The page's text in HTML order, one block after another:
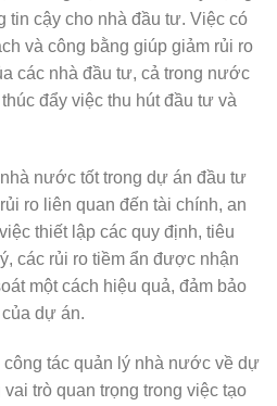
tin cậy cho nhà đầu tư. Việc có
và công bằng giúp giảm rủi ro
các nhà đầu tư, cả trong nước
đẩy việc thu hút đầu tư và
nước tốt trong dự án đầu tư
ro liên quan đến tài chính, an
thiết lập các quy định, tiêu
các rủi ro tiềm ẩn được nhận
một cách hiệu quả, đảm bảo
dự án.
tác quản lý nhà nước về dự
trò quan trọng trong việc tạo